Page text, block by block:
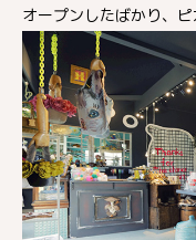
オープンしたばかり、